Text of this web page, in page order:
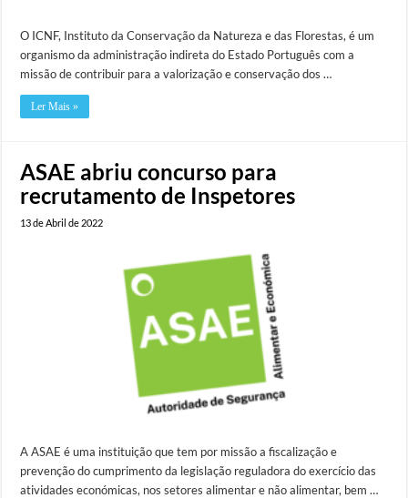
O ICNF, Instituto da Conservação da Natureza e das Florestas, é um
organismo da administração indireta do Estado Português com a
missão de contribuir para a valorização e conservação dos …
Ler Mais »
ASAE abriu concurso para
recrutamento de Inspetores
13 de Abril de 2022
A ASAE é uma instituição que tem por missão a fiscalização e
prevenção do cumprimento da legislação reguladora do exercício das
atividades económicas, nos setores alimentar e não alimentar, bem …